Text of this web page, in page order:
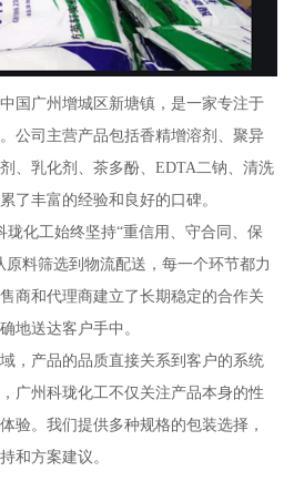
国广州增城区新塘镇，是一家专注于
公司主营产品包括香精增溶剂、聚异
、乳化剂、茶多酚、EDTA二钠、清洗
了丰富的经验和良好的口碑。
珑化工始终坚持“重信用、守合同、保
料筛选到物流配送，每一个环节都力
商和代理商建立了长期稳定的合作关
地送达客户手中。
，产品的品质直接关系到客户的系统
广州科珑化工不仅关注产品本身的性
验。我们提供多种规格的包装选择，
和方案建议。